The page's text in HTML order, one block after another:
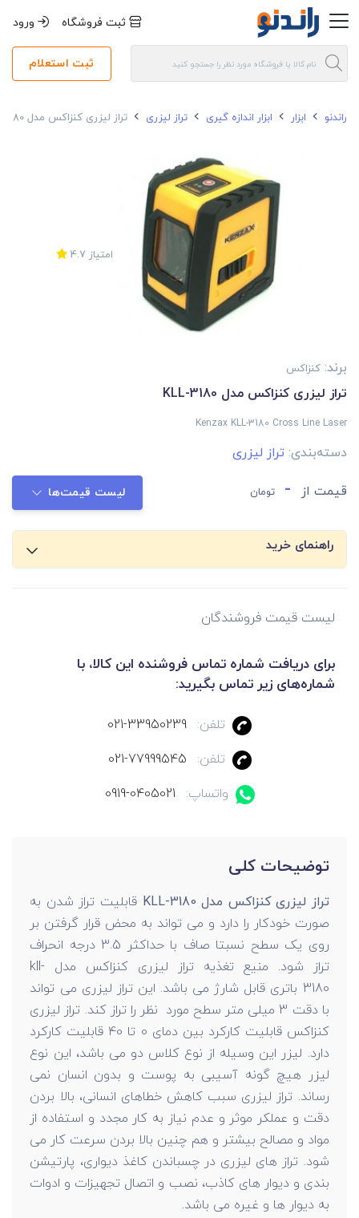
ثبت فروشگاه ورود
ثبت استعلام
راندنو ابزار ابزار اندازه گیری تراز لیزری تراز لیزری کنزاکس مدل KLL-3180
امتیاز 4.7
برند: کنزاکس
تراز لیزری کنزاکس مدل KLL-3180
Kenzax KLL-3180 Cross Line Laser
دسته‌بندی: تراز لیزری
قیمت از - تومان لیست قیمت‌ها
راهنمای خرید
لیست قیمت فروشندگان
برای دریافت شماره تماس فروشنده این کالا، با
شماره‌های زیر تماس بگیرید:
تلفن:
021-33950239
تلفن:
021-77999545
واتساپ:
0919-0405021
توضیحات کلی
تراز لیزری کنزاکس مدل KLL-3180
قابلیت تراز شدن به
صورت خودکار را دارد و می تواند به محض قرار گرفتن بر
روی یک سطح نسبتا صاف با حداکثر 3.5 درجه انحراف
تراز شود. منیع تغذیه تراز لیزری کنزاکس مدل kll-
3180 باتری قابل شارژ می باشد. این تراز لیزری می تواند
با دقت 3 میلی متر سطح مورد نظر را تراز کند. تراز لیزری
کنزاکس قابلیت کارکرد بین دمای 0 تا 40 قابلیت کارکرد
دارد. لیزر این وسیله از نوع کلاس دو می باشد، این نوع
لیزر هیچ گونه آسیبی به پوست و بدون انسان نمی
رساند. تراز لیزری سبب کاهش خطاهای انسانی، بالا بردن
دقت و عملکر موثر و عدم نیاز به کار مجدد و استفاده از
مواد و مصالح بیشتر و هم چنین بالا بردن سرعت کار می
شود. تراز های لیزری در چسباندن کاغذ دیواری، پارتیشن
بندی و دیوار های کاذب، نصب و اتصال تجهیزات و ادوات
به دیوار ها و غیره می باشد.